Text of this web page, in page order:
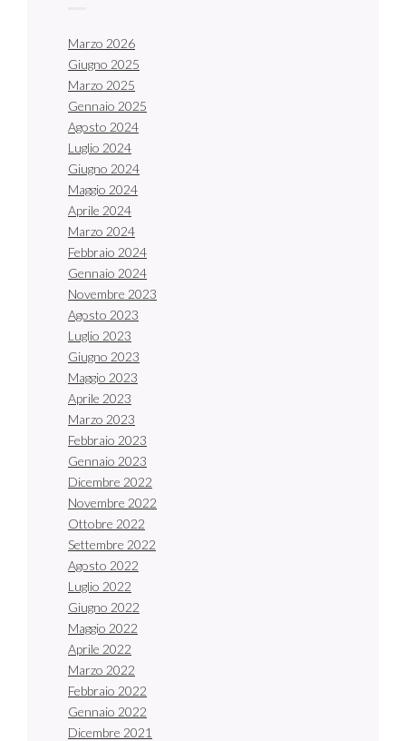
Marzo 2026
Giugno 2025
Marzo 2025
Gennaio 2025
Agosto 2024
Luglio 2024
Giugno 2024
Maggio 2024
Aprile 2024
Marzo 2024
Febbraio 2024
Gennaio 2024
Novembre 2023
Agosto 2023
Luglio 2023
Giugno 2023
Maggio 2023
Aprile 2023
Marzo 2023
Febbraio 2023
Gennaio 2023
Dicembre 2022
Novembre 2022
Ottobre 2022
Settembre 2022
Agosto 2022
Luglio 2022
Giugno 2022
Maggio 2022
Aprile 2022
Marzo 2022
Febbraio 2022
Gennaio 2022
Dicembre 2021